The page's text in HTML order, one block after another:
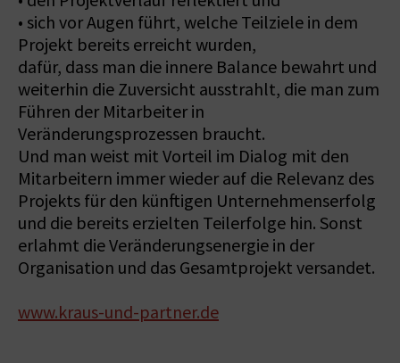
• sich vor Augen führt, welche Teilziele in dem
Projekt bereits erreicht wurden,
dafür, dass man die innere Balance bewahrt und
weiterhin die Zuversicht ausstrahlt, die man zum
Führen der Mitarbeiter in
Veränderungsprozessen braucht.
Und man weist mit Vorteil im Dialog mit den
Mitarbeitern immer wieder auf die Relevanz des
Projekts für den künftigen Unternehmenserfolg
und die bereits erzielten Teilerfolge hin. Sonst
erlahmt die Veränderungsenergie in der
Organisation und das Gesamtprojekt versandet.
www.kraus-und-partner.de